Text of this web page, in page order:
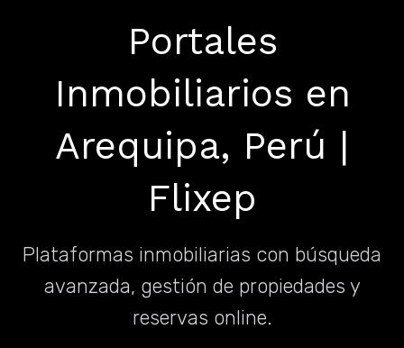
Portales
Inmobiliarios en
Arequipa, Perú |
Flixep
Plataformas inmobiliarias con búsqueda
avanzada, gestión de propiedades y
reservas online.